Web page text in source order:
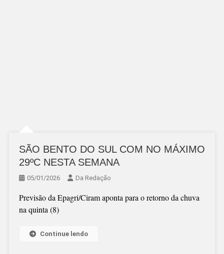
SÃO BENTO DO SUL COM NO MÁXIMO
29ºC NESTA SEMANA
05/01/2026 Da Redação
Previsão da Epagri/Ciram aponta para o retorno da chuva
na quinta (8)
Continue lendo